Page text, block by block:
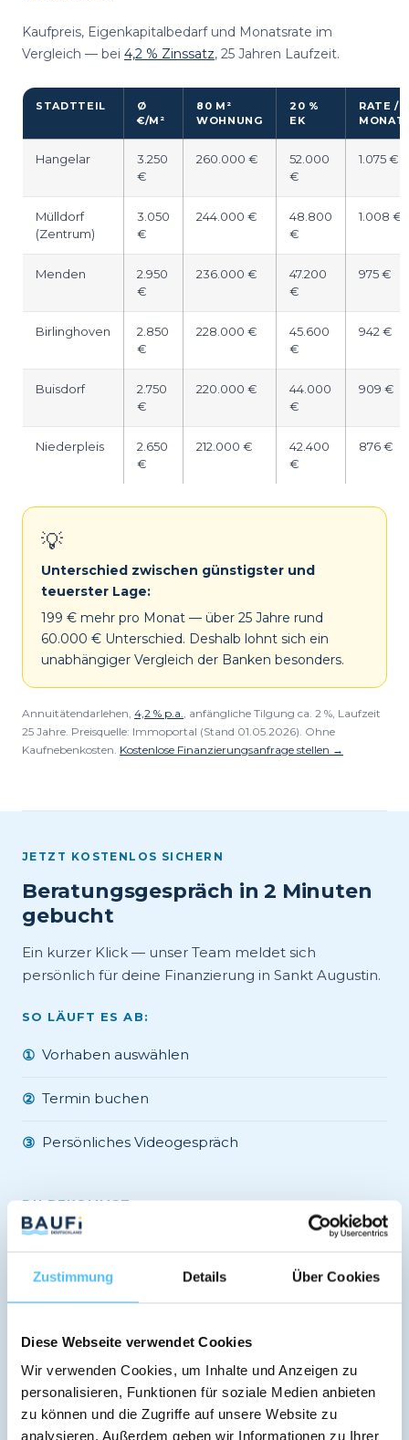
Zustimmung Details Über Cookies
Diese Webseite verwendet Cookies
Wir verwenden Cookies, um Inhalte und Anzeigen zu
personalisieren, Funktionen für soziale Medien anbieten
zu können und die Zugriffe auf unsere Website zu
analysieren. Außerdem geben wir Informationen zu Ihrer
Kaufpreis, Eigenkapitalbedarf und Monatsrate im
Vergleich — bei 4,2 % Zinssatz, 25 Jahren Laufzeit.
STADTTEIL
Ø
€/M²
80 M²
WOHNUNG
20 %
EK
RATE /
MONAT
Hangelar
3.250
€
260.000 €
52.000
€
1.075 €
Mülldorf
(Zentrum)
3.050
€
244.000 €
48.800
€
1.008 €
Menden
2.950
€
236.000 €
47.200
€
975 €
Birlinghoven
2.850
€
228.000 €
45.600
€
942 €
Buisdorf
2.750
€
220.000 €
44.000
€
909 €
Niederpleis
2.650
€
212.000 €
42.400
€
876 €
💡
Unterschied zwischen günstigster und
teuerster Lage:
199 € mehr pro Monat — über 25 Jahre rund
60.000 € Unterschied. Deshalb lohnt sich ein
unabhängiger Vergleich der Banken besonders.
Annuitätendarlehen, 4,2 % p.a., anfängliche Tilgung ca. 2 %, Laufzeit
25 Jahre. Preisquelle: Immoportal (Stand 01.05.2026). Ohne
Kaufnebenkosten. Kostenlose Finanzierungsanfrage stellen →
JETZT KOSTENLOS SICHERN
Beratungsgespräch in 2 Minuten
gebucht
Ein kurzer Klick — unser Team meldet sich
persönlich für deine Finanzierung in Sankt Augustin.
SO LÄUFT ES AB:
① Vorhaben auswählen
② Termin buchen
③ Persönliches Videogespräch
DU BEKOMMST:
Unabhängige Beratung
✓ Vergleich 600+ Banken
✓ Regionale Banken-Expertise